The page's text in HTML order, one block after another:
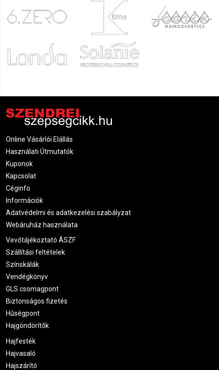
Online Vásárlói Elállás
Használati Útmutatók
Kuponok
Kapcsolat
Céginfo
Információk
Adatvédelmi és adatkezelési szabályzat
Webáruház használata
Vevőtájékoztató ÁSZF
Szállítási feltételek
Színskálák
Vendégkönyv
GLS csomagpont
Biztonságos fizetés
Hűségpont
Hajgöndörítők
Hajfesték
Hajvasaló
Hajszárító